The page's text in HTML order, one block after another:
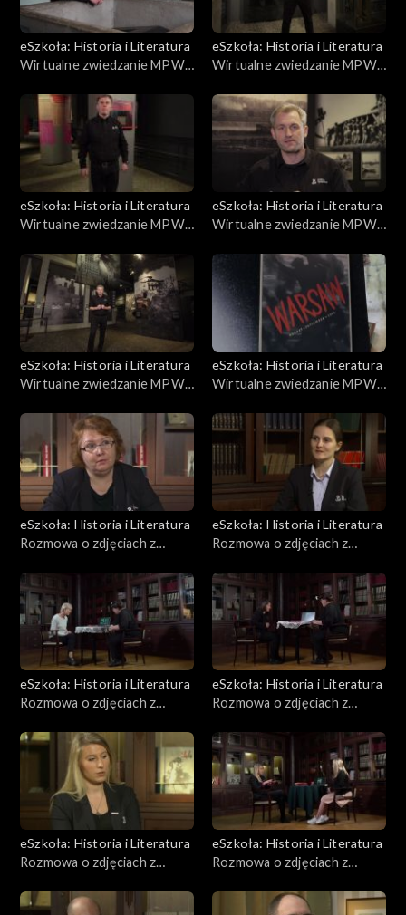
eSzkoła: Historia i Literatura
Wirtualne zwiedzanie MPW,
eSzkoła: Historia i Literatura
Wirtualne zwiedzanie MPW,
eSzkoła: Historia i Literatura
Wirtualne zwiedzanie MPW,
eSzkoła: Historia i Literatura
Wirtualne zwiedzanie MPW,
eSzkoła: Historia i Literatura
Wirtualne zwiedzanie MPW,
eSzkoła: Historia i Literatura
Wirtualne zwiedzanie MPW,
eSzkoła: Historia i Literatura
Rozmowa o zdjęciach z
eSzkoła: Historia i Literatura
Rozmowa o zdjęciach z
eSzkoła: Historia i Literatura
Rozmowa o zdjęciach z
eSzkoła: Historia i Literatura
Rozmowa o zdjęciach z
eSzkoła: Historia i Literatura
Rozmowa o zdjęciach z
eSzkoła: Historia i Literatura
Rozmowa o zdjęciach z